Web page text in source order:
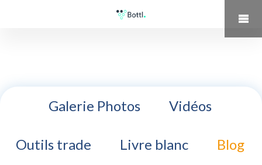
Galerie Photos Vidéos
Outils trade Livre blanc Blog